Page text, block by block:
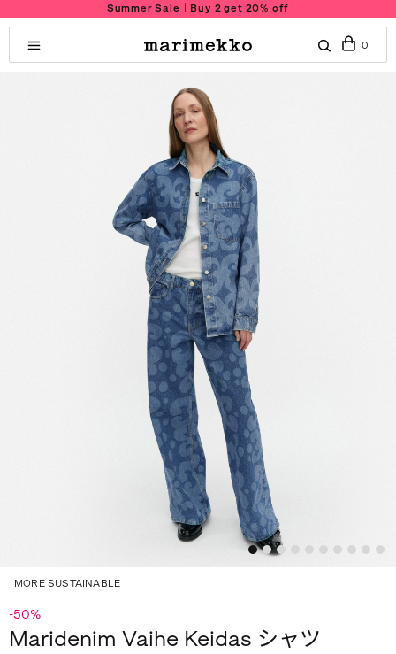
Summer Sale｜Buy 2 get 20% off
0
MORE SUSTAINABLE
-50%
Maridenim Vaihe Keidas シャツ